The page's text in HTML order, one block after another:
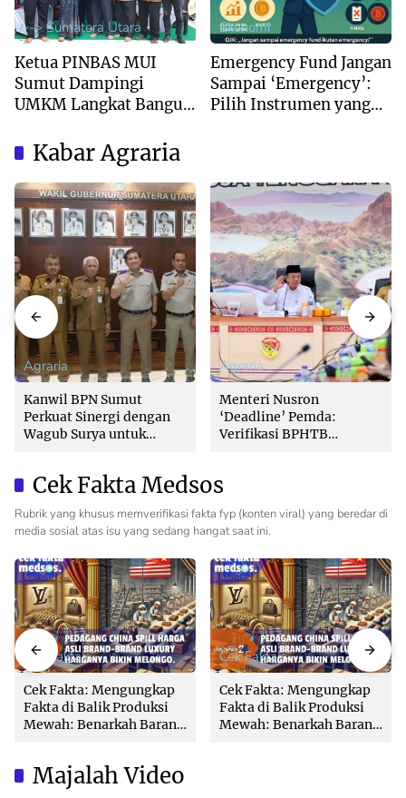
--> Sumatera Utara
Ketua PINBAS MUI
Sumut Dampingi
UMKM Langkat Bangun
Berbasis Syariah
Ekonomi
Emergency Fund Jangan
Sampai ‘Emergency’:
Pilih Instrumen yang
Kabar Agraria
Agraria
Kanwil BPN Sumut
Perkuat Sinergi dengan
Wagub Surya untuk
Agraria
Menteri Nusron
‘Deadline’ Pemda:
Verifikasi BPHTB
Lambat!
Cek Fakta Medsos
Rubrik yang khusus memverifikasi fakta fyp (konten viral) yang beredar di
media sosial atas isu yang sedang hangat saat ini.
Cek Fakta
Cek Fakta: Mengungkap
Fakta di Balik Produksi
Mewah: Benarkah Barang
Cek Fakta
Cek Fakta: Mengungkap
Fakta di Balik Produksi
Mewah: Benarkah Barang
Majalah Video